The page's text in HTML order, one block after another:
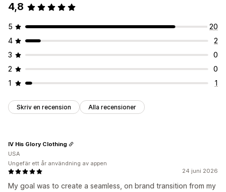
4,8
5
20
4
2
3
0
2
0
1
1
Skriv en recension Alla recensioner
24 juni 2026
My goal was to create a seamless, on brand transition from my
IV His Glory Clothing
USA
Ungefär ett år användning av appen